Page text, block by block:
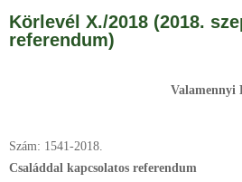
Körlevél X./2018 (2018.
referendum)
Valamennyi
Szám: 1541-2018.
Családdal kapcsolatos referendum